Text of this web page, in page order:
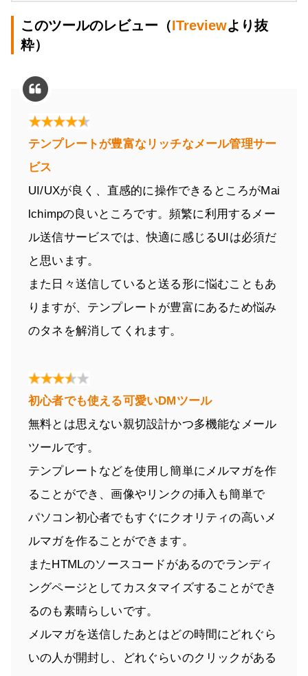
このツールのレビュー（ITreviewより抜
粋）
テンプレートが豊富なリッチなメール管理サー
ビス
UI/UXが良く、直感的に操作できるところがMai
lchimpの良いところです。頻繁に利用するメー
ル送信サービスでは、快適に感じるUIは必須だ
と思います。
また日々送信していると送る形に悩むこともあ
りますが、テンプレートが豊富にあるため悩み
のタネを解消してくれます。
初心者でも使える可愛いDMツール
無料とは思えない親切設計かつ多機能なメール
ツールです。
テンプレートなどを使用し簡単にメルマガを作
ることができ、画像やリンクの挿入も簡単で
パソコン初心者でもすぐにクオリティの高いメ
ルマガを作ることができます。
またHTMLのソースコードがあるのでランディ
ングページとしてカスタマイズすることができ
るのも素晴らしいです。
メルマガを送信したあとはどの時間にどれぐら
いの人が開封し、どれぐらいのクリックがある